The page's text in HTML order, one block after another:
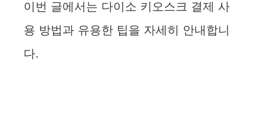
이번 글에서는 다이소 키오스크 결제 사
용 방법과 유용한 팁을 자세히 안내합니
다.